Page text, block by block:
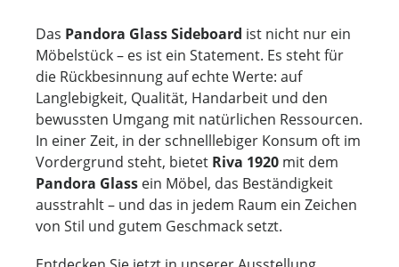
Das Pandora Glass Sideboard ist nicht nur ein
Möbelstück – es ist ein Statement. Es steht für
die Rückbesinnung auf echte Werte: auf
Langlebigkeit, Qualität, Handarbeit und den
bewussten Umgang mit natürlichen Ressourcen.
In einer Zeit, in der schnelllebiger Konsum oft im
Vordergrund steht, bietet Riva 1920 mit dem
Pandora Glass ein Möbel, das Beständigkeit
ausstrahlt – und das in jedem Raum ein Zeichen
von Stil und gutem Geschmack setzt.